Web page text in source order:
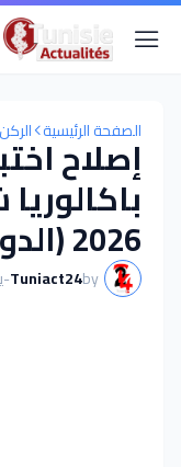
الصفحة الرئيسية
إصلاح
2026 (الدورة الرئيسية)
by
Tuniact24
-